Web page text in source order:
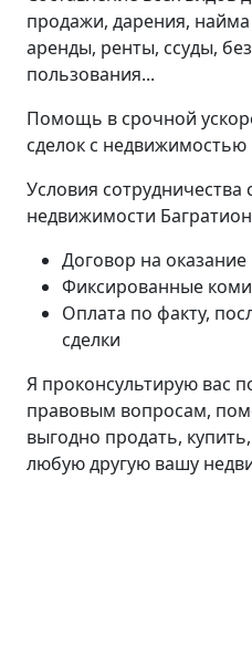
продажи, дарения,
аренды, ренты, ссуды,
пользования...
Помощь в срочной
сделок с недвижимостью
Условия сотрудничества
недвижимости
Договор на оказание
Фиксированные
Оплата по факту,
сделки
Я проконсультирую вас
правовым вопросам,
выгодно продать,
любую другую вашу